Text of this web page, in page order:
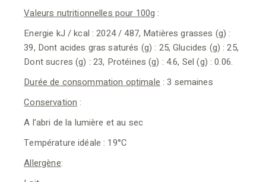
Valeurs nutritionnelles pour 100g :
Energie kJ / kcal : 2024 / 487, Matières grasses (g) :
39, Dont acides gras saturés (g) : 25, Glucides (g) : 25,
Dont sucres (g) : 23, Protéines (g) : 4.6, Sel (g) : 0.06.
Durée de consommation optimale : 3 semaines
Conservation :
A l’abri de la lumière et au sec
Température idéale : 19°C
Allergène: